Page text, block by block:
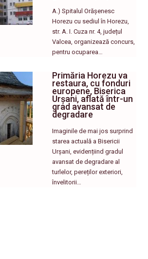
A.) Spitalul Orășenesc
Horezu cu sediul în Horezu,
str. A. I. Cuza nr. 4, județul
Valcea, organizează concurs,
pentru ocuparea…
Primăria Horezu va
restaura, cu fonduri
europene, Biserica
Urșani, aflată într-un
grad avansat de
degradare
Imaginile de mai jos surprind
starea actuală a Bisericii
Urșani, evidențiind gradul
avansat de degradare al
turlelor, pereților exteriori,
învelitorii…